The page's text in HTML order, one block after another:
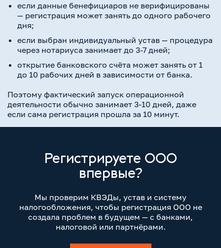
если данные бенефициаров не верифицированы
— регистрация может занять до одного рабочего
дня;
если выбран индивидуальный устав — процедура
через нотариуса занимает до 3-7 дней;
открытие банковского счёта может занять от 1
до 10 рабочих дней в зависимости от банка.
Поэтому фактический запуск операционной
деятельности обычно занимает 3-10 дней, даже
если сама регистрация прошла за 10 минут.
Регистрируете ООО
впервые?
Мы проверим КВЭДы, устав и систему
налогообложения, чтобы регистрация ООО не
создала проблем в будущем — с банками,
налоговой или партнёрами.